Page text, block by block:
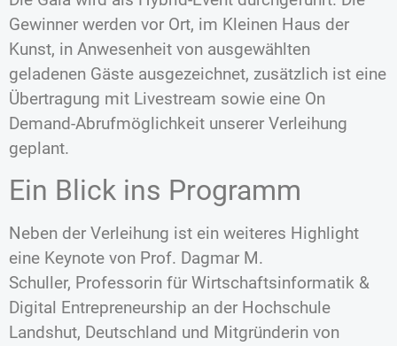
Gewinner werden vor Ort, im Kleinen Haus der
Kunst, in Anwesenheit von ausgewählten
geladenen Gäste ausgezeichnet, zusätzlich ist eine
Übertragung mit Livestream sowie eine On
Demand-Abrufmöglichkeit unserer Verleihung
geplant.
Ein Blick ins Programm
Neben der Verleihung ist ein weiteres Highlight
eine Keynote von Prof. Dagmar M.
Schuller, Professorin für Wirtschaftsinformatik &
Digital Entrepreneurship an der Hochschule
Landshut, Deutschland und Mitgründerin von